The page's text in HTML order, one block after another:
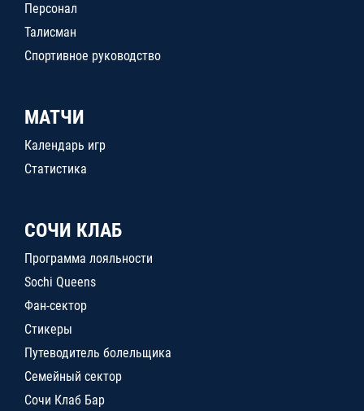
Персонал
Талисман
Спортивное руководство
МАТЧИ
Календарь игр
Статистика
СОЧИ КЛАБ
Программа лояльности
Sochi Queens
Фан-сектор
Стикеры
Путеводитель болельщика
Семейный сектор
Сочи Клаб Бар